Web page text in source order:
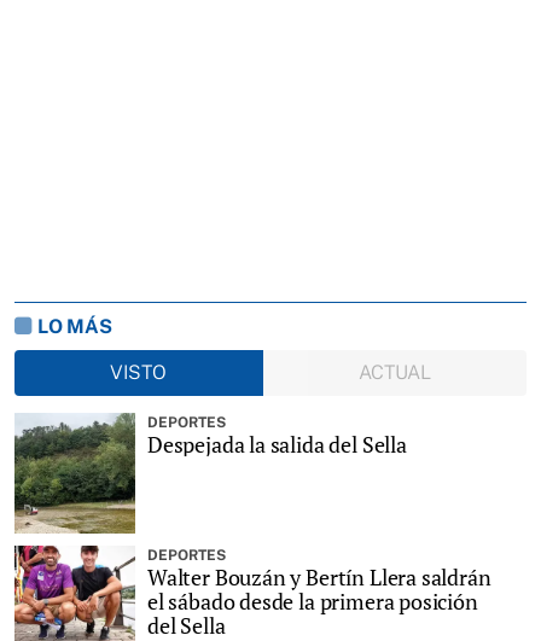
LO MÁS
VISTO
ACTUAL
DEPORTES
Despejada la salida del Sella
DEPORTES
Walter Bouzán y Bertín Llera saldrán
el sábado desde la primera posición
del Sella